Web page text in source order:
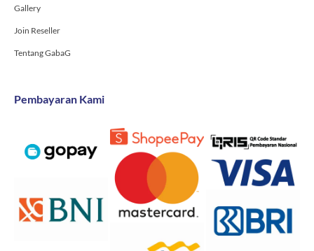
Gallery
Join Reseller
Tentang GabaG
Pembayaran Kami